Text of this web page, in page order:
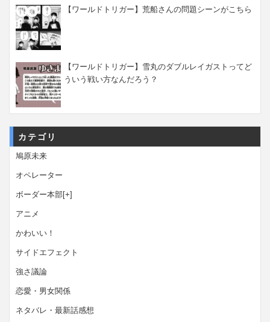
【ワールドトリガー】荒船さんの問題シーンがこちら
【ワールドトリガー】雪丸のダブルレイガストってど
ういう戦い方なんだろう？
カテゴリ
鳩原未来
オペレーター
ボーダー本部[+]
アニメ
かわいい！
サイドエフェクト
強さ議論
恋愛・男女関係
ネタバレ・最新話感想